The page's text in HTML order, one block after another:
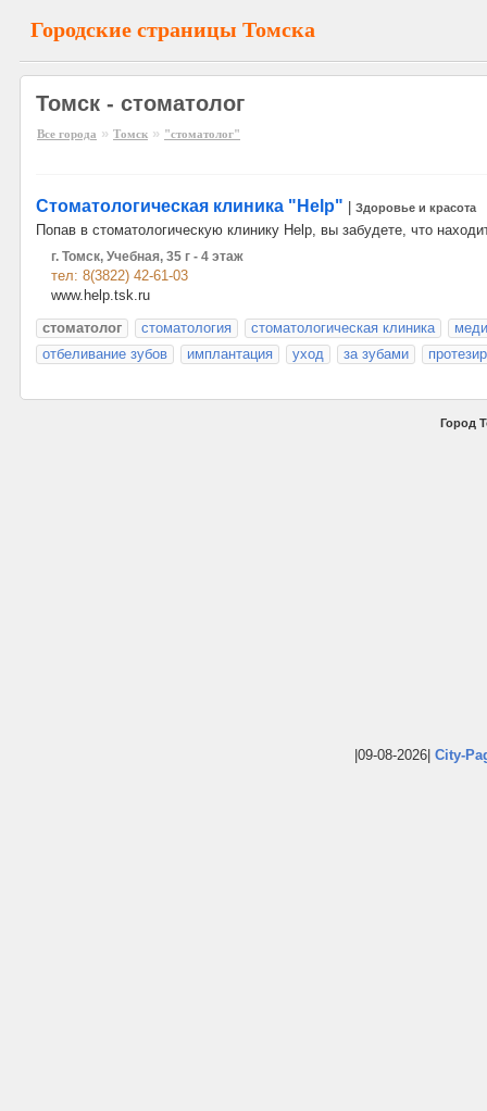
Городские страницы Томска
Томск - стоматолог
Все города » Томск » "стоматолог"
Стоматологическая клиника "Help" Здоровье и красота
Попав в стоматологическую клинику Help, вы забудете, что
г. Томск, Учебная, 35 г - 4 этаж
тел: 8(3822) 42-61-03
www.help.tsk.ru
стоматолог
стоматология стоматологическая клиника
отбеливание зубов
имплантация уход за зубами
Город
|09-08-2026| City-